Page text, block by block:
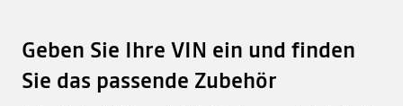
Geben Sie Ihre VIN ein und finden
Sie das passende Zubehör